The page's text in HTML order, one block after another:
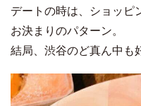
デートの時は、ショッピ
お決まりのパターン。
結局、渋谷のど真ん中も